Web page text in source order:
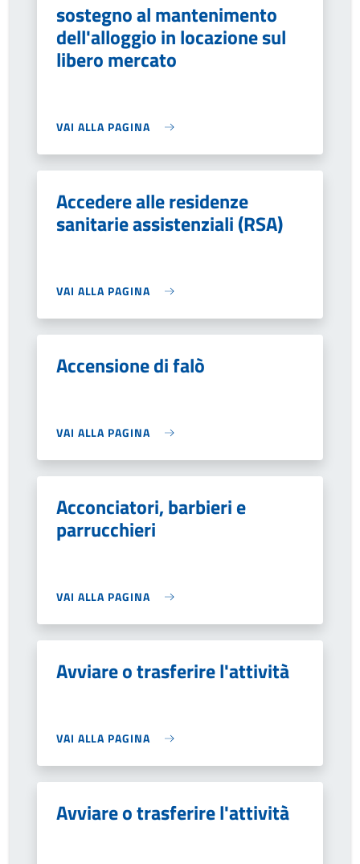
sostegno al mantenimento
dell'alloggio in locazione sul
libero mercato
VAI ALLA PAGINA
Accedere alle residenze
sanitarie assistenziali (RSA)
VAI ALLA PAGINA
Accensione di falò
VAI ALLA PAGINA
Acconciatori, barbieri e
parrucchieri
VAI ALLA PAGINA
Avviare o trasferire l'attività
VAI ALLA PAGINA
Avviare o trasferire l'attività